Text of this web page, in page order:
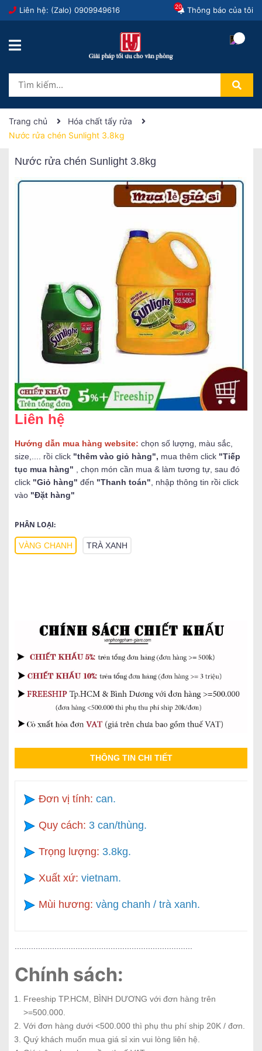
Liên hệ: (Zalo) 0909949616 Thông báo của tôi
20
Trang chủ
Hóa chất tẩy rửa
Nước rửa chén Sunlight 3.8kg
Nước rửa chén Sunlight 3.8kg
Liên hệ
Hướng dẫn mua hàng website: chọn số lượng, màu sắc,
size,.... rồi click "thêm vào giỏ hàng", mua thêm click "Tiếp
tục mua hàng" , chọn món cần mua & làm tương tự, sau đó
click "Giỏ hàng" đến "Thanh toán" , nhập thông tin rồi click
vào "Đặt hàng"
PHÂN LOẠI:
VÀNG CHANH TRÀ XANH
THÔNG TIN CHI TIẾT
Đơn vị tính: can.
Quy cách: 3 can/thùng.
Trọng lượng: 3.8kg.
Xuất xứ: vietnam.
Mùi hương: vàng chanh / trà xanh.
Chính sách:
Freeship TP.HCM, BÌNH DƯƠNG với đơn hàng trên
>=500.000.
Với đơn hàng dưới <500.000 thì phụ thu phí ship 20K / đơn.
Quý khách muốn mua giá sỉ xin vui lòng liên hệ.